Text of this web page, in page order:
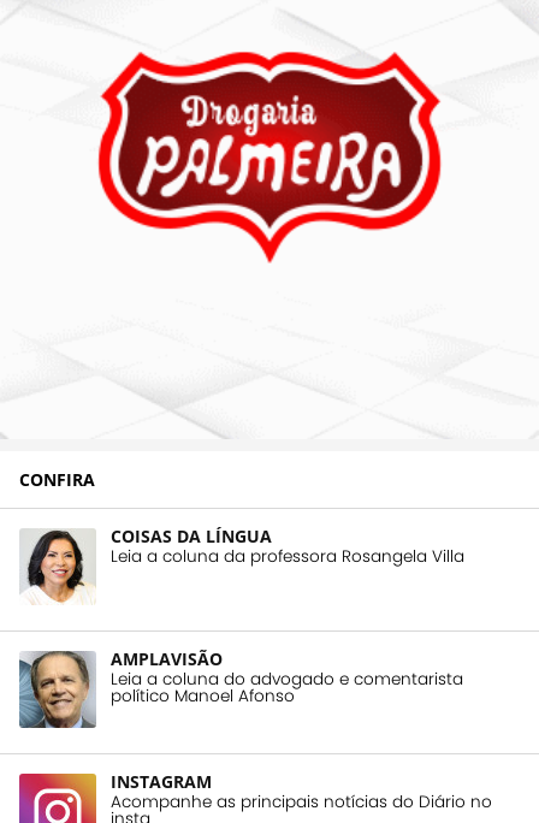
CONFIRA
COISAS DA LÍNGUA
Leia a coluna da professora Rosangela Villa
AMPLAVISÃO
Leia a coluna do advogado e comentarista
político Manoel Afonso
INSTAGRAM
Acompanhe as principais notícias do Diário no
insta